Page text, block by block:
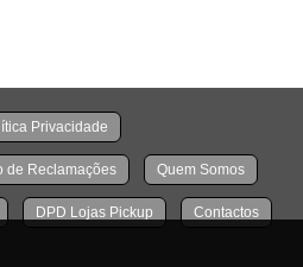
Privacidade
de Reclamações Quem Somos
DPD Lojas Pickup Contactos